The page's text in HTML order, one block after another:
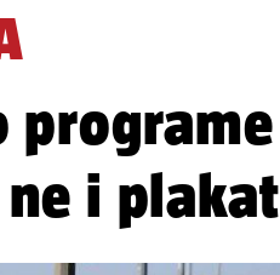
programe
i plakat